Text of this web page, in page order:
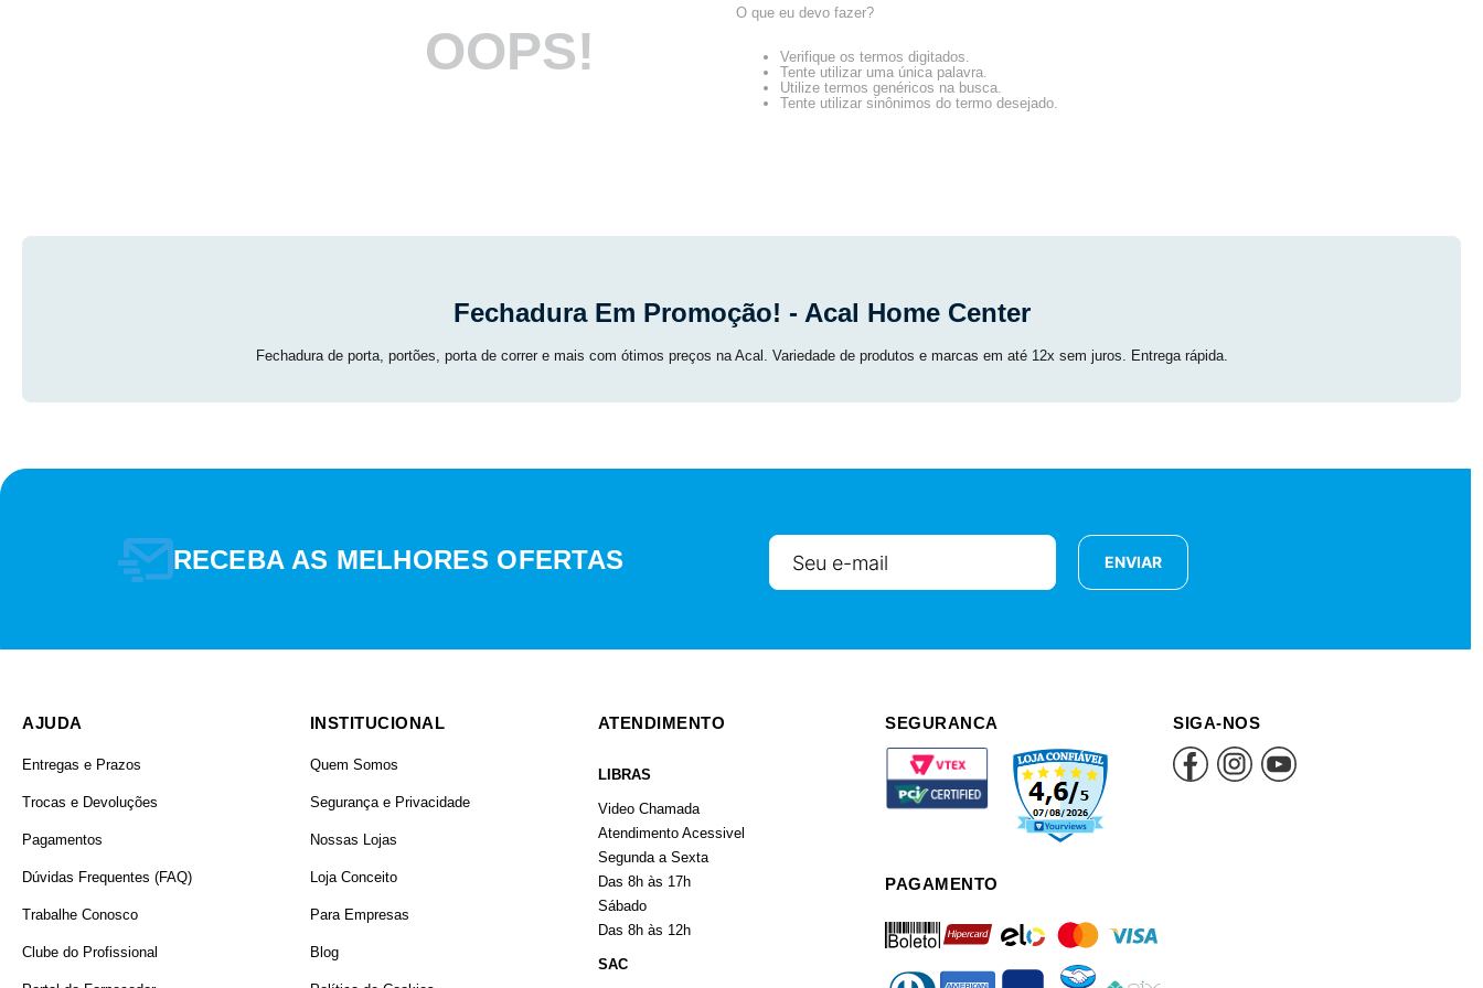
OOPS!
O que eu devo fazer?
Verifique os termos digitados.
Tente utilizar uma única palavra.
Utilize termos genéricos na busca.
Tente utilizar sinônimos do termo desejado.
Fechadura Em Promoção! - Acal Home Center
Fechadura de porta, portões, porta de correr e mais com ótimos preços na Acal. Variedade de produtos e marcas em até 12x sem juros. Entrega rápida.
RECEBA AS MELHORES OFERTAS ENVIAR
AJUDA
Entregas e Prazos
Trocas e Devoluções
Pagamentos
Dúvidas Frequentes (FAQ)
Trabalhe Conosco
Clube do Profissional
INSTITUCIONAL
Quem Somos
Segurança e Privacidade
Nossas Lojas
Loja Conceito
Para Empresas
Blog
ATENDIMENTO
LIBRAS
Video Chamada
Atendimento Acessivel
Segunda a Sexta
Das 8h às 17h
Sábado
Das 8h às 12h
SAC
SEGURANCA
PAGAMENTO
boleto mastercard
diners american itau mercadopago
SIGA-NOS